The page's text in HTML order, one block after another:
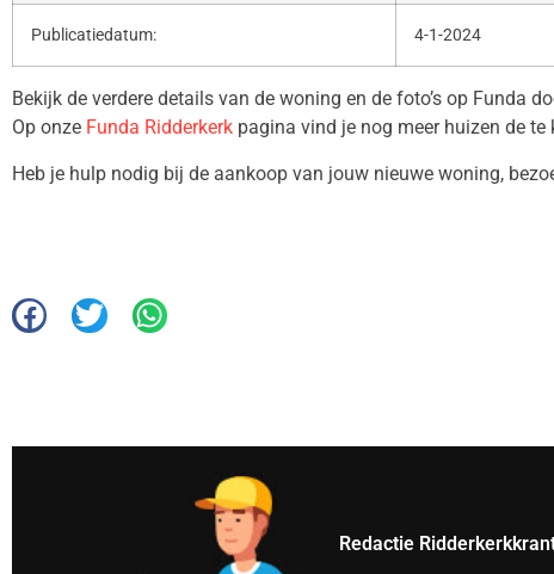
Publicatiedatum: 4-1-2024
Bekijk de verdere details van de woning en de foto’s op Funda
Op onze Funda Ridderkerk pagina vind je nog meer huizen de te
Heb je hulp nodig bij de aankoop van jouw nieuwe woning,
Redactie